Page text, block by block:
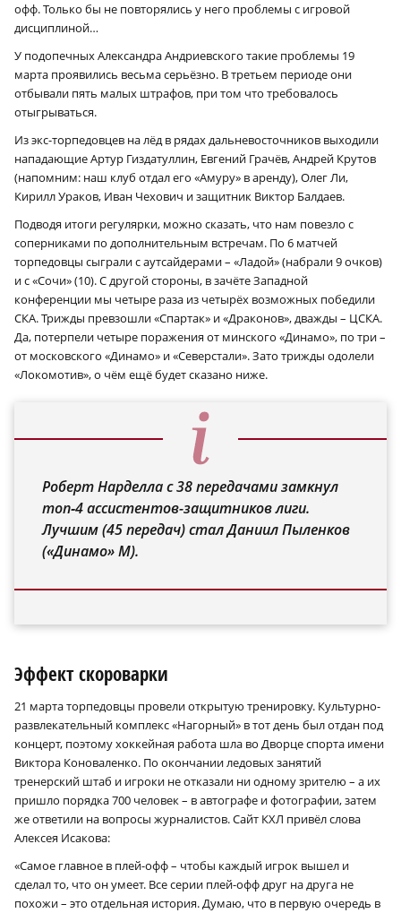
офф. Только бы не повторялись у него проблемы с игровой
дисциплиной…
У подопечных Александра Андриевского такие проблемы 19
марта проявились весьма серьёзно. В третьем периоде они
отбывали пять малых штрафов, при том что требовалось
отыгрываться.
Из экс-торпедовцев на лёд в рядах дальневосточников выходили
нападающие Артур Гиздатуллин, Евгений Грачёв, Андрей Крутов
(напомним: наш клуб отдал его «Амуру» в аренду), Олег Ли,
Кирилл Ураков, Иван Чехович и защитник Виктор Балдаев.
Подводя итоги регулярки, можно сказать, что нам повезло с
соперниками по дополнительным встречам. По 6 матчей
торпедовцы сыграли с аутсайдерами – «Ладой» (набрали 9 очков)
и с «Сочи» (10). С другой стороны, в зачёте Западной
конференции мы четыре раза из четырёх возможных победили
СКА. Трижды превзошли «Спартак» и «Драконов», дважды – ЦСКА.
Да, потерпели четыре поражения от минского «Динамо», по три –
от московского «Динамо» и «Северстали». Зато трижды одолели
«Локомотив», о чём ещё будет сказано ниже.
Роберт Нарделла с 38 передачами замкнул
топ‑4 ассистентов-защитников лиги.
Лучшим (45 передач) стал Даниил Пыленков
(«Динамо» М).
Эффект скороварки
21 марта торпедовцы провели открытую тренировку. Культурно-
развлекательный комплекс «Нагорный» в тот день был отдан под
концерт, поэтому хоккейная работа шла во Дворце спорта имени
Виктора Коноваленко. По окончании ледовых занятий
тренерский штаб и игроки не отказали ни одному зрителю – а их
пришло порядка 700 человек – в автографе и фотографии, затем
же ответили на вопросы журналистов. Сайт КХЛ привёл слова
Алексея Исакова:
«Самое главное в плей-офф – чтобы каждый игрок вышел и
сделал то, что он умеет. Все серии плей-офф друг на друга не
похожи – это отдельная история. Думаю, что в первую очередь в